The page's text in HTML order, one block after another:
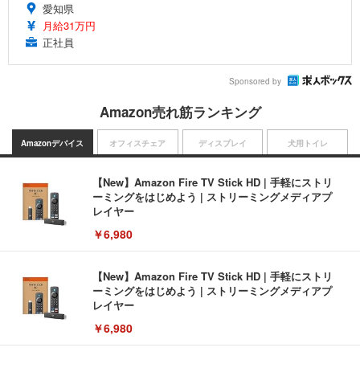
愛知県
月給31万円
正社員
Sponsored by
Amazon売れ筋ランキング
Amazonデバイス
【New】Amazon Fire TV Stick HD | 手軽にストリ
ーミングをはじめよう | ストリーミングメディアプ
レイヤー
￥6,980
【New】Amazon Fire TV Stick HD | 手軽にストリ
ーミングをはじめよう | ストリーミングメディアプ
レイヤー
￥6,980
オフィスチェア ディスプレイ 犬用トイレ